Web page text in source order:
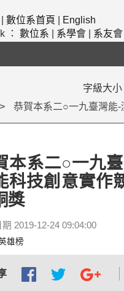
數位系首頁
English
： 數位系 系學會 系友會
字級大小
本系二○一九
科技創意實作
獎
2019-12-24 09:04:00
雄榜